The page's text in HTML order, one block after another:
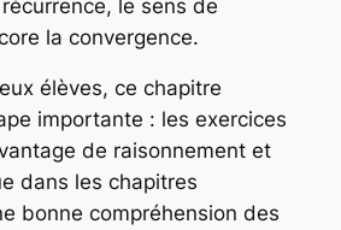
le sens de
la convergence.
élèves, ce chapitre
importante : les exercices
de raisonnement et
dans les chapitres
bonne compréhension des